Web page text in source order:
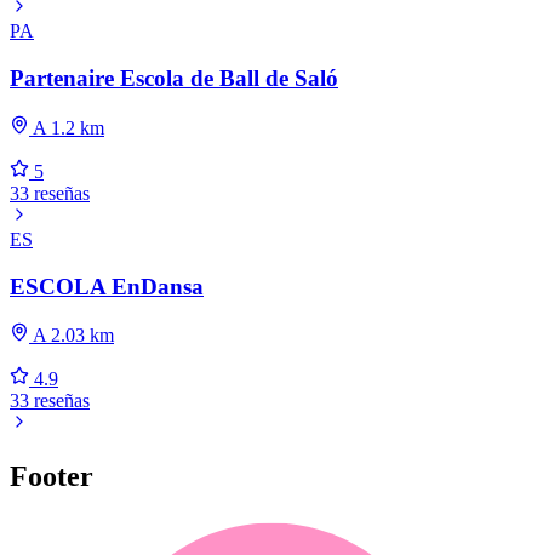
PA
Partenaire Escola de Ball de Saló
A 1.2 km
5
33 reseñas
ES
ESCOLA EnDansa
A 2.03 km
4.9
33 reseñas
Footer